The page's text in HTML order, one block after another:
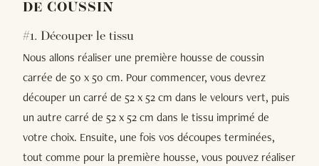
DE COUSSIN
#1. Découper le tissu
Nous allons réaliser une première housse de coussin
carrée de 50 x 50 cm. Pour commencer, vous devrez
découper un carré de 52 x 52 cm dans le velours vert, puis
un autre carré de 52 x 52 cm dans le tissu imprimé de
votre choix. Ensuite, une fois vos découpes terminées,
tout comme pour la première housse, vous pouvez réaliser